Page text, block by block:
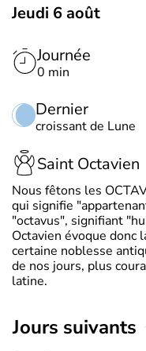
Jeudi 6 août
Journée
0 min
Dernier
croissant de Lune
Saint Octavien
Nous fêtons les
qui signifie
"octavus", signifiant
Octavien évoque donc
certaine noblesse
de nos jours, plus
latine.
jours suivants